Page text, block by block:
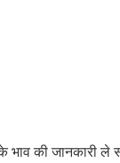
की जानकारी ले